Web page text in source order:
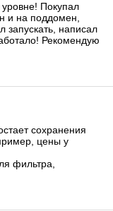
Покупал
и на поддомен,
запускать, написал
Рекомендую
сохранения
цены у
фильтра,